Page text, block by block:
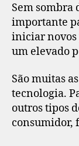
Sem sombra
importante
iniciar novos
um elevado
São muitas
tecnologia.
outros tipos
consumidor,